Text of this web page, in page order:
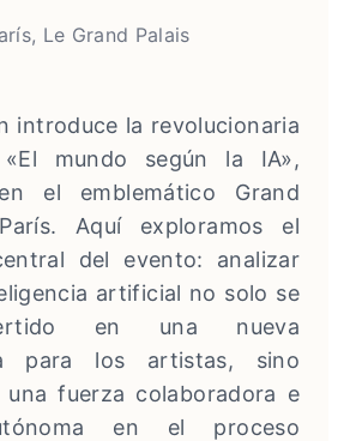
Le Grand Palais
introduce la revolucionaria
«El mundo según la IA»,
el emblemático Grand
Aquí exploramos el
del evento: analizar
artificial no solo se
en una nueva
para los artistas, sino
fuerza colaboradora e
en el proceso